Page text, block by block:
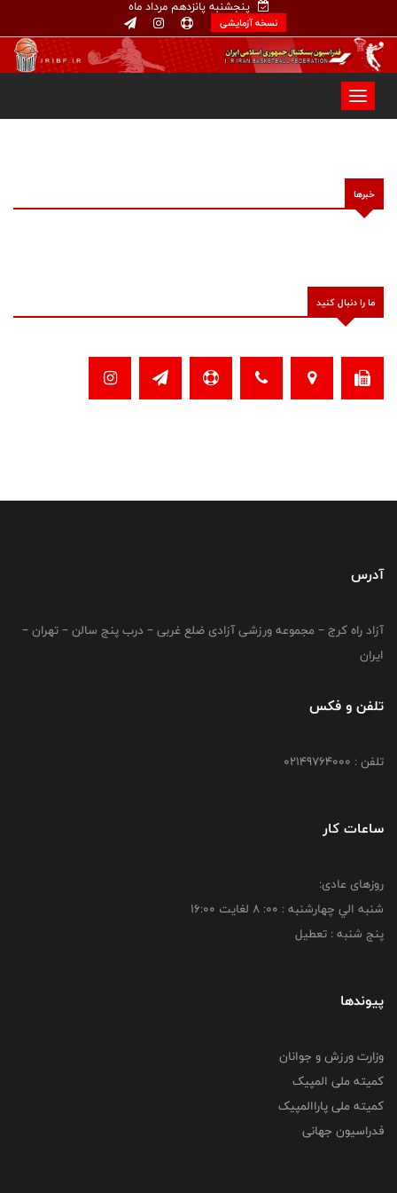
پنجشنبه پانزدهم مرداد ماه
نسخه آزمایشی
خبرها
ما را دنبال کنید
آدرس
آزاد راه کرج – مجموعه ورزشی آزادی ضلع غربی – درب پنج سالن – تهران –
ایران
تلفن و فکس
تلفن : 02149764000
ساعات کار
روزهای عادی:
شنبه الي چهارشنبه : 00: 8 لغايت 16:00
پنج شنبه : تعطیل
پیوندها
وزارت ورزش و جوانان
کمیته ملی المپیک
کمیته ملی پاراالمپیک
فدراسیون جهانی